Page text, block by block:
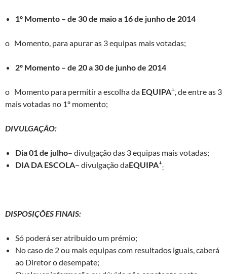
1º Momento – de 30 de maio a 16 de junho de 2014
o Momento, para apurar as 3 equipas mais votadas;
2º Momento – de 20 a 30 de junho de 2014
o Momento para permitir a escolha da EQUIPA+, de entre as 3
mais votadas no 1º momento;
DIVULGAÇÃO:
Dia 01 de julho– divulgação das 3 equipas mais votadas;
DIA DA ESCOLA– divulgação daEQUIPA+
;
DISPOSIÇÕES FINAIS:
Só poderá ser atribuído um prémio;
No caso de 2 ou mais equipas com resultados iguais, caberá
ao Diretor o desempate;